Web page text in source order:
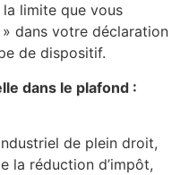
la limite que vous
dans votre déclaration
de dispositif.
dans le plafond :
de plein droit,
la réduction d’impôt,